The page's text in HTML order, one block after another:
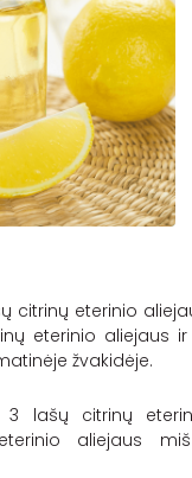
citrinų eterinio
eterinio aliejaus
žvakidėje.
3 lašų citrinų
aliejaus